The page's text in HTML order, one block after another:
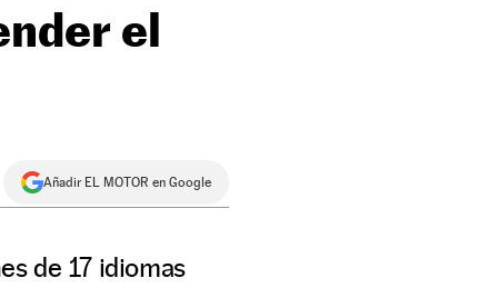
el
Añadir EL MOTOR en Google
de 17 idiomas